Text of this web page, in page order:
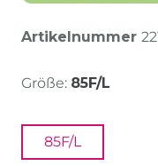
Artikelnummer
Größe: 85F/L
85F/L